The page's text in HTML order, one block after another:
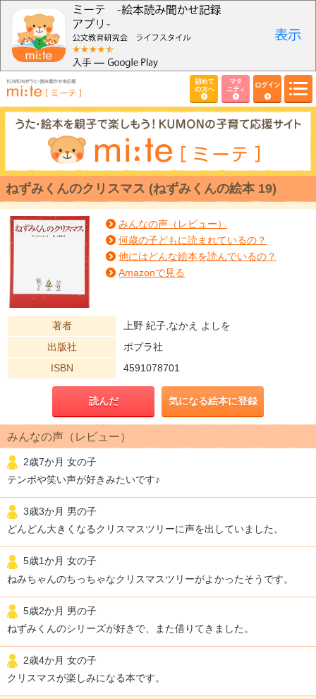
初めて
の方へ
マタ
ニティ
ログイン
ねずみくんのクリスマス (ねずみくんの絵本 19)
みんなの声（レビュー）
何歳の子どもに読まれているの？
他にはどんな絵本を読んでいるの？
Amazonで見る
著者
上野 紀子,なかえ よしを
出版社
ポプラ社
ISBN
4591078701
読んだ 気になる絵本に登録
みんなの声（レビュー）
2歳7か月 女の子
テンポや笑い声が好きみたいです♪
3歳3か月 男の子
どんどん大きくなるクリスマスツリーに声を出していました。
5歳1か月 女の子
ねみちゃんのちっちゃなクリスマスツリーがよかったそうです。
5歳2か月 男の子
ねずみくんのシリーズが好きで、また借りてきました。
2歳4か月 女の子
クリスマスが楽しみになる本です。